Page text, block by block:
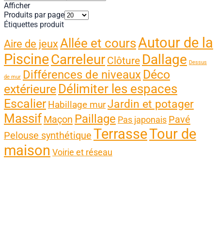
Afficher
Produits par page
Étiquettes produit
Aire de jeuxAllée et coursAutour de la
PiscineCarreleur Clôture Dallage Dessus
de mur Différences de niveaux Déco
extérieure Délimiter les espaces
Escalier Habillage murJardin et potager
Massif Maçon Paillage Pas japonais Pavé
Pelouse synthétique TerrasseTour de
maison Voirie et réseau